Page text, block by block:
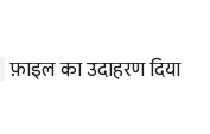
फ़ाइल का उदाहरण दिया